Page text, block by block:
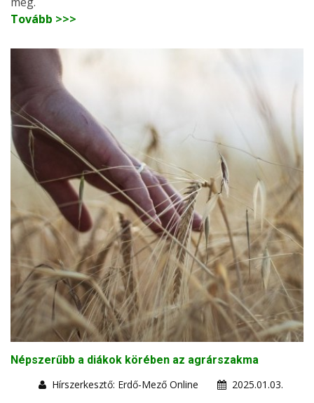
Tovább >>>
Népszerűbb a diákok körében az agrárszakma
Hírszerkesztő: Erdő-Mező Online
2025.01.03.